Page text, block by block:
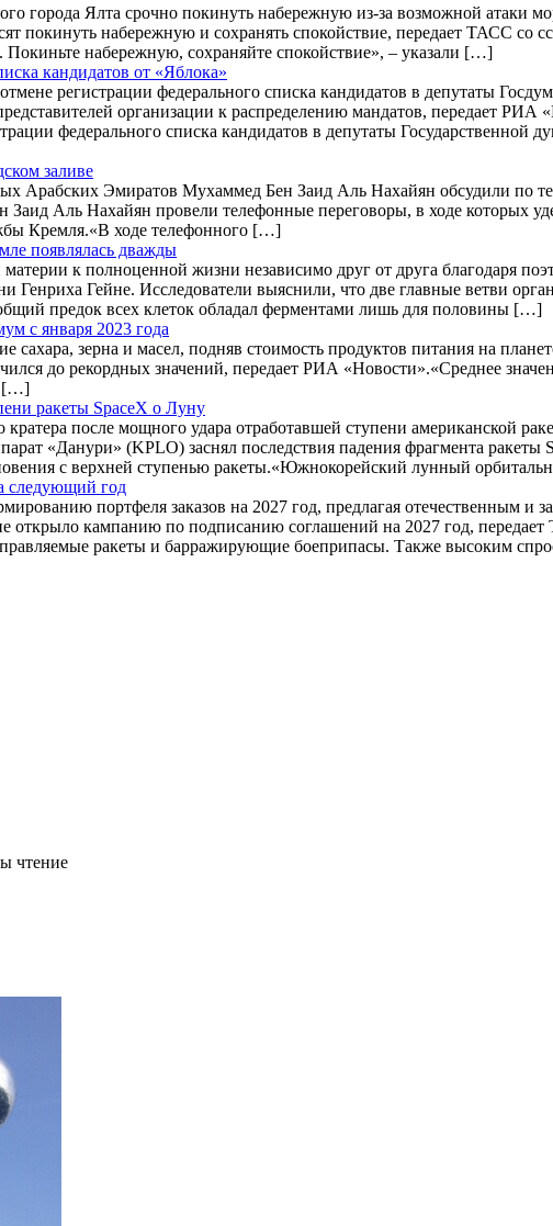
города Ялта срочно покинуть набережную из-за возможной атаки
покинуть набережную и сохранять спокойствие, передает ТАСС со
набережную, сохраняйте спокойствие», – указали […]
кандидатов от «Яблока»
регистрации федерального списка кандидатов в депутаты
организации к распределению мандатов, передает
федерального списка кандидатов в депутаты Государственной
заливе
Арабских Эмиратов Мухаммед Бен Заид Аль Нахайян обсудили по
Аль Нахайян провели телефонные переговоры, в ходе которых
Кремля.«В ходе телефонного […]
появлялась дважды
к полноценной жизни независимо друг от друга благодаря
Гейне. Исследователи выяснили, что две главные ветви
предок всех клеток обладал ферментами лишь для половины […]
с января 2023 года
сахара, зерна и масел, подняв стоимость продуктов питания на
до рекордных значений, передает РИА «Новости».«Среднее
[…]
ракеты SpaceX о Луну
после мощного удара отработавшей ступени американской
«Данури» (KPLO) заснял последствия падения фрагмента
с верхней ступенью ракеты.«Южнокорейский лунный
следующий год
портфеля заказов на 2027 год, предлагая отечественным
открыло кампанию по подписанию соглашений на 2027 год, передает
ракеты и барражирующие боеприпасы. Также высоким
чтение